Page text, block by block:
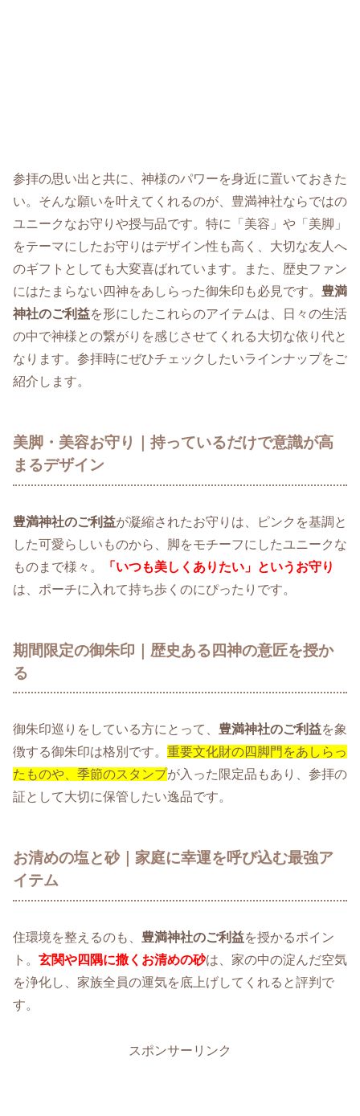
参拝の思い出と共に、神様のパワーを身近に置いておきた
い。そんな願いを叶えてくれるのが、豊満神社ならではの
ユニークなお守りや授与品です。特に「美容」や「美脚」
をテーマにしたお守りはデザイン性も高く、大切な友人へ
のギフトとしても大変喜ばれています。また、歴史ファン
にはたまらない四神をあしらった御朱印も必見です。 豊満
神社のご利益を形にしたこれらのアイテムは、日々の生活
の中で神様との繋がりを感じさせてくれる大切な依り代と
なります。参拝時にぜひチェックしたいラインナップをご
紹介します。
美脚・美容お守り｜持っているだけで意識が高
まるデザイン
豊満神社のご利益が凝縮されたお守りは、ピンクを基調と
した可愛らしいものから、脚をモチーフにしたユニークな
ものまで様々。
「いつも美しくありたい」というお守り
は、ポーチに入れて持ち歩くのにぴったりです。
期間限定の御朱印｜歴史ある四神の意匠を授か
る
御朱印巡りをしている方にとって、 豊満神社のご利益を象
徴する御朱印は格別です。 重要文化財の四脚門をあしらっ
たものや、季節のスタンプが入った限定品もあり、参拝の
証として大切に保管したい逸品です。
お清めの塩と砂｜家庭に幸運を呼び込む最強ア
イテム
住環境を整えるのも、 豊満神社のご利益を授かるポイン
ト。 玄関や四隅に撒くお清めの砂は、家の中の淀んだ空気
を浄化し、家族全員の運気を底上げしてくれると評判で
す。
スポンサーリンク